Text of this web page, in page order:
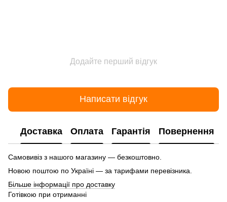
Додайте перший відгук
Написати відгук
Доставка Оплата Гарантія Повернення
Самовивіз з нашого магазину — безкоштовно.
Новою поштою по Україні — за тарифами перевізника.
Більше інформації про доставку
Готівкою при отриманні